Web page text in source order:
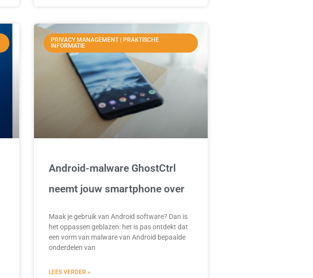
PRIVACY MANAGEMENT | PRAKTISCHE
INFORMATIE
Android-malware GhostCtrl
neemt jouw smartphone over
Maak je gebruik van Android software? Dan is
het oppassen geblazen: het is pas ontdekt dat
een vorm van malware van Android bepaalde
onderdelen van
LEES VERDER »